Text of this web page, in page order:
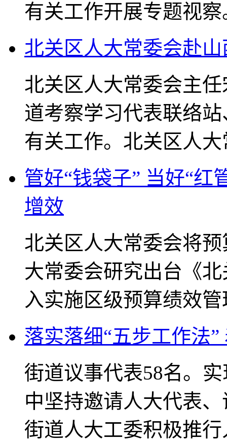
有关工作开展专题视
北关区人大常委会赴
北关区人大常委会主
道考察学习代表联络
有关工作。北关区人
管好“钱袋子” 当好“红
增效
北关区人大常委会将
大常委会研究出台《
入实施区级预算绩效
落实落细“五步工作法
街道议事代表58名。
中坚持邀请人大代表
街道人大工委积极推